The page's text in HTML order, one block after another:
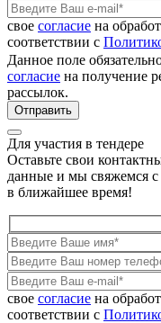
свое согласие на
соответствии с
Данное поле
согласие на получение
рассылок.
Для участия в тендере
Оставьте свои
данные и мы свяжемся
в ближайшее время!
свое согласие на
соответствии с